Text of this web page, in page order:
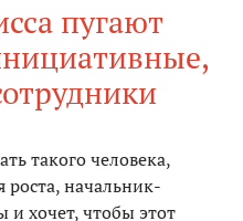
пугают
такого человека,
роста, начальник-
и хочет, чтобы этот